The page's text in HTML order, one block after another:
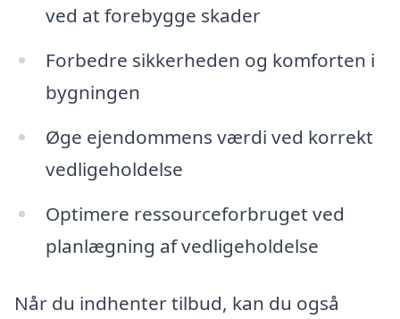
ved at forebygge skader
Forbedre sikkerheden og komforten i
bygningen
Øge ejendommens værdi ved korrekt
vedligeholdelse
Optimere ressourceforbruget ved
planlægning af vedligeholdelse
Når du indhenter tilbud, kan du også